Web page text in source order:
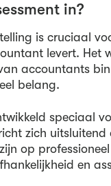
in?
is cruciaal
levert. Het
accountants
belang.
speciaal
zich uitsluitend
op
en